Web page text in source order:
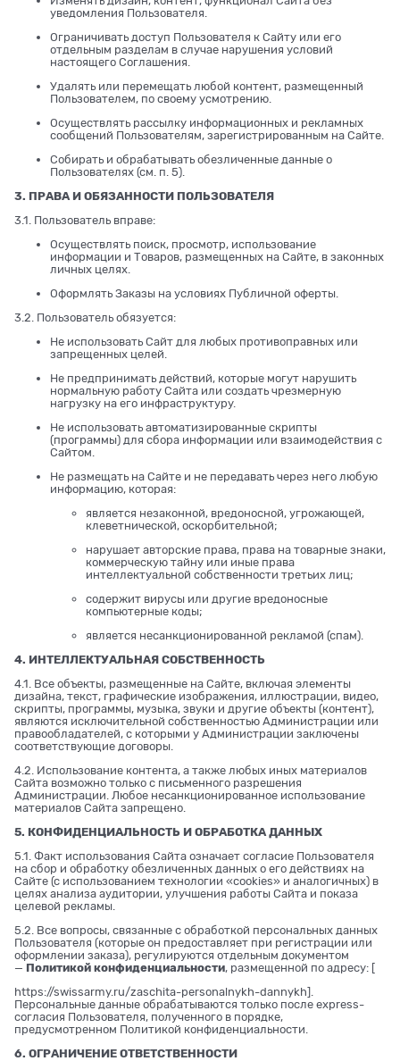
уведомления Пользователя.
Ограничивать доступ Пользователя к Сайту или его
отдельным разделам в случае нарушения условий
настоящего Соглашения.
Удалять или перемещать любой контент, размещенный
Пользователем, по своему усмотрению.
Осуществлять рассылку информационных и рекламных
сообщений Пользователям, зарегистрированным на Сайте.
Собирать и обрабатывать обезличенные данные о
Пользователях (см. п. 5).
3. ПРАВА И ОБЯЗАННОСТИ ПОЛЬЗОВАТЕЛЯ
3.1. Пользователь вправе:
Осуществлять поиск, просмотр, использование
информации и Товаров, размещенных на Сайте, в законных
личных целях.
Оформлять Заказы на условиях Публичной оферты.
3.2. Пользователь обязуется:
Не использовать Сайт для любых противоправных или
запрещенных целей.
Не предпринимать действий, которые могут нарушить
нормальную работу Сайта или создать чрезмерную
нагрузку на его инфраструктуру.
Не использовать автоматизированные скрипты
(программы) для сбора информации или взаимодействия с
Сайтом.
Не размещать на Сайте и не передавать через него любую
информацию, которая:
является незаконной, вредоносной, угрожающей,
клеветнической, оскорбительной;
нарушает авторские права, права на товарные знаки,
коммерческую тайну или иные права
интеллектуальной собственности третьих лиц;
содержит вирусы или другие вредоносные
компьютерные коды;
является несанкционированной рекламой (спам).
4. ИНТЕЛЛЕКТУАЛЬНАЯ СОБСТВЕННОСТЬ
4.1. Все объекты, размещенные на Сайте, включая элементы
дизайна, текст, графические изображения, иллюстрации, видео,
скрипты, программы, музыка, звуки и другие объекты (контент),
являются исключительной собственностью Администрации или
правообладателей, с которыми у Администрации заключены
соответствующие договоры.
4.2. Использование контента, а также любых иных материалов
Сайта возможно только с письменного разрешения
Администрации. Любое несанкционированное использование
материалов Сайта запрещено.
5. КОНФИДЕНЦИАЛЬНОСТЬ И ОБРАБОТКА ДАННЫХ
5.1. Факт использования Сайта означает согласие Пользователя
на сбор и обработку обезличенных данных о его действиях на
Сайте (с использованием технологии «cookies» и аналогичных) в
целях анализа аудитории, улучшения работы Сайта и показа
целевой рекламы.
5.2. Все вопросы, связанные с обработкой персональных данных
Пользователя (которые он предоставляет при регистрации или
оформлении заказа), регулируются отдельным документом
— Политикой конфиденциальности, размещенной по адресу: [
https://swissarmy.ru/zaschita-personalnykh-dannykh].
Персональные данные обрабатываются только после express-
согласия Пользователя, полученного в порядке,
предусмотренном Политикой конфиденциальности.
6. ОГРАНИЧЕНИЕ ОТВЕТСТВЕННОСТИ